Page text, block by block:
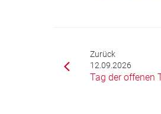
Zurück
12.09.2026
Tag der offenen